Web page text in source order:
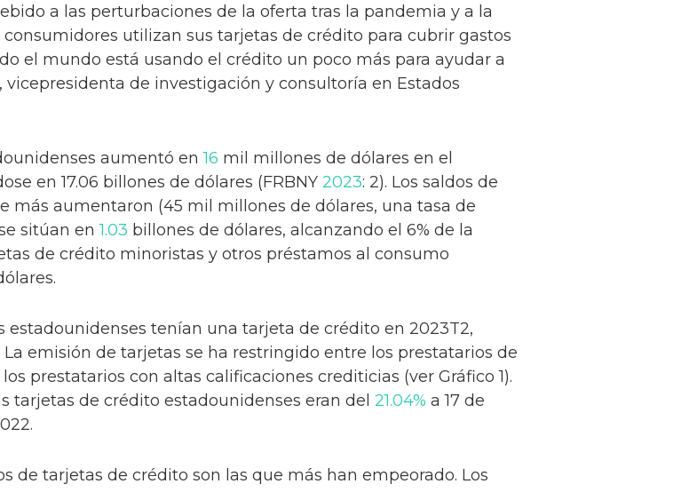
a las perturbaciones de la oferta tras la pandemia y a la
utilizan sus tarjetas de crédito para cubrir gastos
el mundo está usando el crédito un poco más para ayudar a
, vicepresidenta de investigación y consultoría en Estados
aumentó en16 mil millones de dólares en el
en 17.06 billones de dólares (FRBNY 2023: 2). Los saldos de
más aumentaron (45 mil millones de dólares, una tasa de
sitúan en1.03 billones de dólares, alcanzando el 6% de la
de crédito minoristas y otros préstamos al consumo
estadounidenses tenían una tarjeta de crédito en 2023T2,
emisión de tarjetas se ha restringido entre los prestatarios de
prestatarios con altas calificaciones crediticias (ver Gráfico 1).
tarjetas de crédito estadounidenses eran del 21.04% a 17 de
de tarjetas de crédito son las que más han empeorado. Los